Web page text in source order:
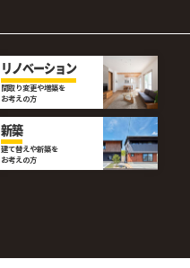
リノベーション
間取り変更や増築を
お考えの方
新築
建て替えや新築を
お考えの方